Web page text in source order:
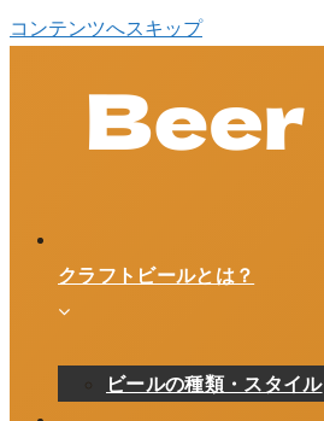
コンテンツへスキップ
クラフトビールとは？
ビールの種類・スタイル